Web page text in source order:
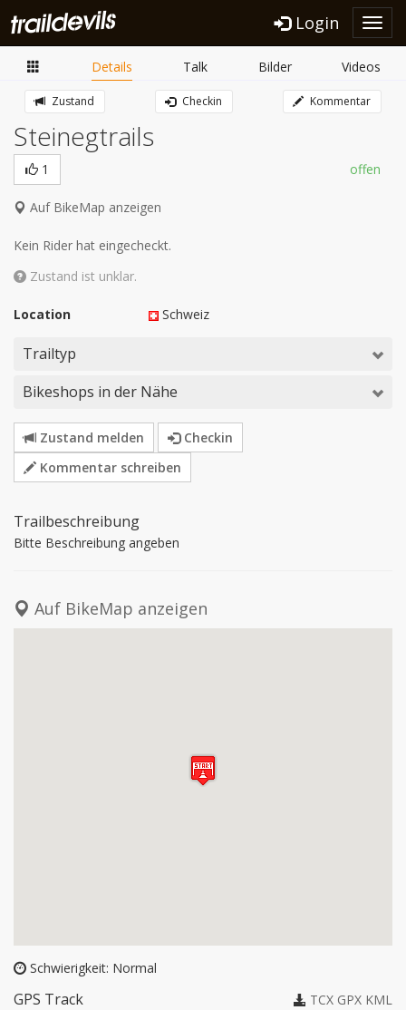
Login
Details Talk Bilder Videos
Zustand Checkin Kommentar
Steinegtrails
1 offen
Auf BikeMap anzeigen
Kein Rider hat eingecheckt.
Zustand ist unklar.
Location Schweiz
Trailtyp
Bikeshops in der Nähe
Zustand melden
Checkin
Kommentar schreiben
Trailbeschreibung
Bitte Beschreibung angeben
Auf BikeMap anzeigen
Schwierigkeit: Normal
GPS Track TCX GPX KML